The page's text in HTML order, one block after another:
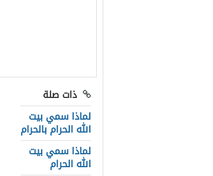
ذات صلة
لماذا سمي بيت
الله الحرام بالحرام
لماذا سمي بيت
الله الحرام